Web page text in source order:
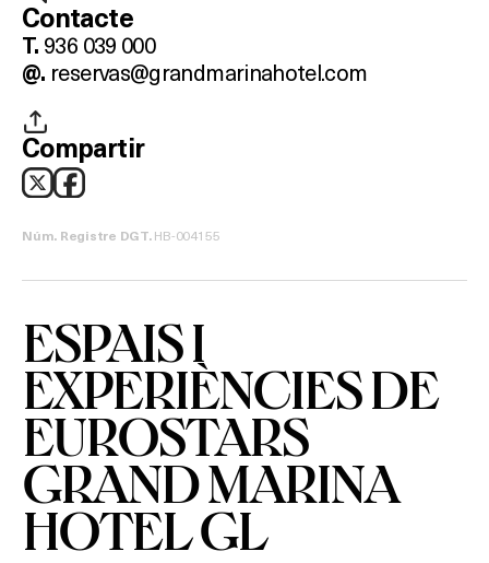
TERRASSES
BARS
SPAS
RESTAURANTS
SALES
Activitats
Contacte
T. 936 039 000
@. reservas@grandmarinahotel.com
Compartir
Núm. Registre DGT.HB-004155
ESPAIS I
EXPERIÈNCIES DE
EUROSTARS
GRAND MARINA
HOTEL GL